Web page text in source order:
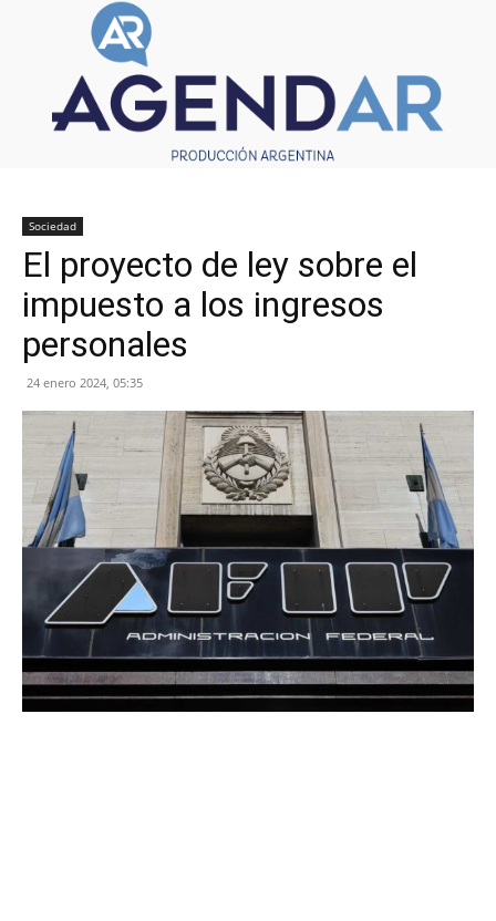
Sociedad
El proyecto de ley sobre el
impuesto a los ingresos
personales
24 enero 2024, 05:35